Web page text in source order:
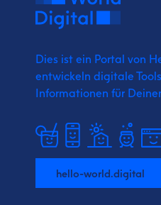
Dies ist ein Portal von
entwickeln digitale
Informationen für
hello-world.digital